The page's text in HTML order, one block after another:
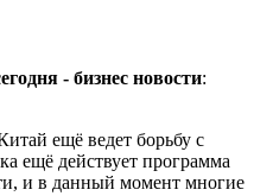
- бизнес новости:
ещё ведет борьбу с
ещё действует программа
и в данный момент многие